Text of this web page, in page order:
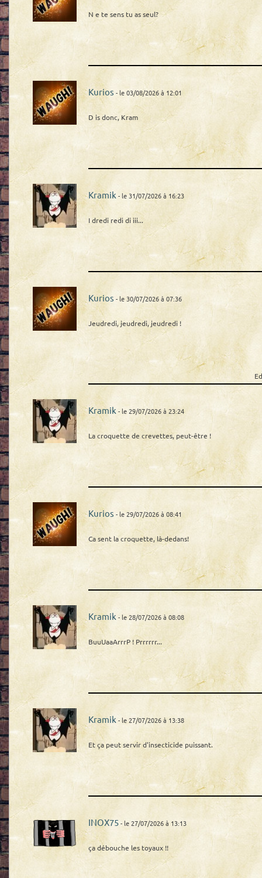
N e te sens tu as seul?
Kurios - le 03/08/2026 à 12:01
D is donc, Kram
Kramik - le 31/07/2026 à 16:23
I dredi redi di iii...
Kurios - le 30/07/2026 à 07:36
Jeudredi, jeudredi, jeudredi !
Kramik - le 29/07/2026 à 23:24
La croquette de crevettes, peut-être !
Kurios - le 29/07/2026 à 08:41
Ca sent la croquette, là-dedans!
Kramik - le 28/07/2026 à 08:08
BuuUaaArrrP ! Prrrrrr...
Kramik - le 27/07/2026 à 13:38
Et ça peut servir d'insecticide puissant.
INOX75- le 27/07/2026 à 13:13
ça débouche les toyaux !!